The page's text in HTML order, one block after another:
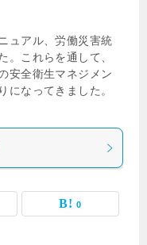
ュアル、労働災害統
。これらを通して、
安全衛生マネジメン
になってきました。
0